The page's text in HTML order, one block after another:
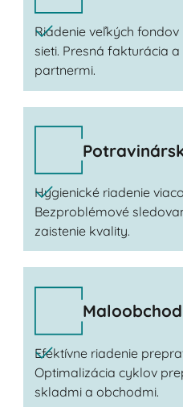
Riadenie veľkých
sieti. Presná fakturácia
partnermi.
Hygienické riadenie
Bezproblémové
zaistenie kvality.
Efektívne riadenie
Optimalizácia cyklov
skladmi a obchodmi.